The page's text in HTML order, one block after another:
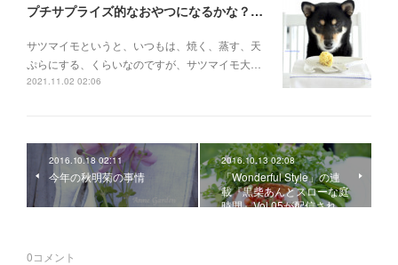
プチサプライズ的なおやつになるかな？ おいもさん、モンブラン風に〜
サツマイモというと、いつもは、焼く、蒸す、天
ぷらにする、くらいなのですが、サツマイモ大…
2021.11.02 02:06
2016.10.18 02:11
今年の秋明菊の事情
2016.10.13 02:08
「Wonderful Style」の連
載『黒柴あんとスローな庭
時間』Vol.05が配信され…
0コメント